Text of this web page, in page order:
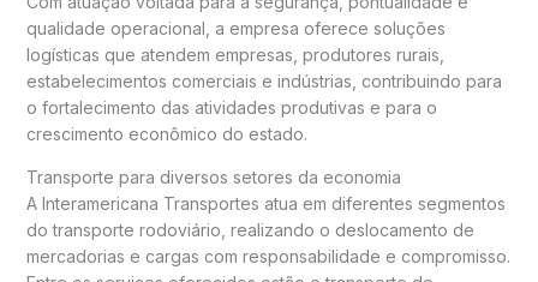
qualidade operacional, a empresa oferece soluções
logísticas que atendem empresas, produtores rurais,
estabelecimentos comerciais e indústrias, contribuindo para
o fortalecimento das atividades produtivas e para o
crescimento econômico do estado.
Transporte para diversos setores da economia
A Interamericana Transportes atua em diferentes segmentos
do transporte rodoviário, realizando o deslocamento de
mercadorias e cargas com responsabilidade e compromisso.